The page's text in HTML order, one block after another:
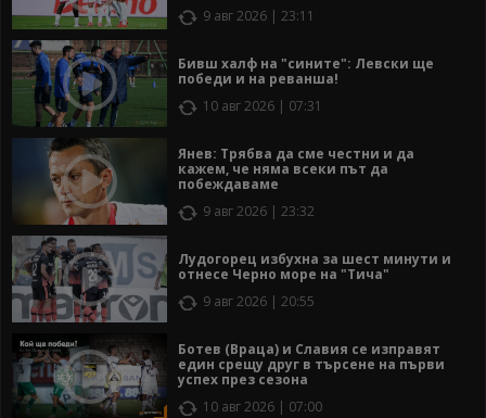
9 авг 2026 | 23:11
Бивш халф на "сините": Левски ще
победи и на реванша!
10 авг 2026 | 07:31
Янев: Трябва да сме честни и да
кажем, че няма всеки път да
побеждаваме
9 авг 2026 | 23:32
Лудогорец избухна за шест минути и
отнесе Черно море на "Тича"
9 авг 2026 | 20:55
Ботев (Враца) и Славия се изправят
един срещу друг в търсене на първи
успех през сезона
10 авг 2026 | 07:00